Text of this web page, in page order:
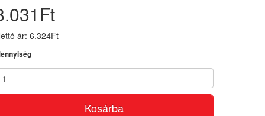
ár: 6.324Ft
Kosárba